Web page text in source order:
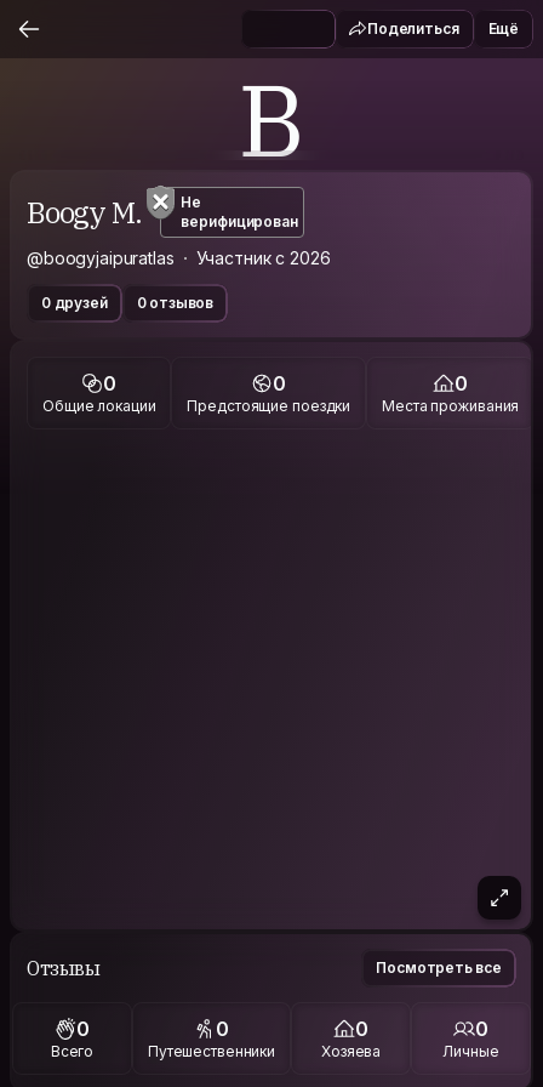
Поделиться Ещё
B
Boogy M.
Не
верифицирован
@boogyjaipuratlas Участник с 2026
0 друзей 0 отзывов
0
Общие локации
0
Предстоящие поездки
0
Места проживания
Отзывы Посмотреть все
0
Всего
0
Путешественники
0
Хозяева
0
Личные